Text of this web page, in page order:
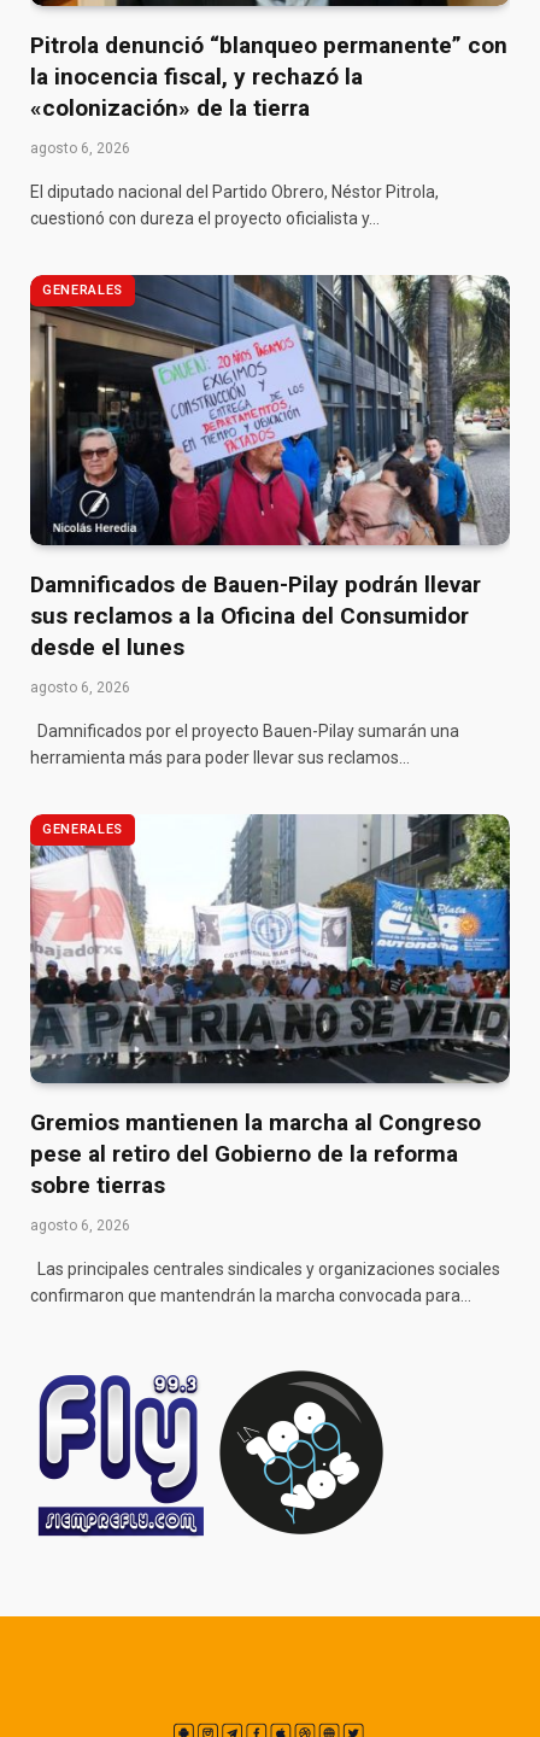
Pitrola denunció “blanqueo permanente” con
la inocencia fiscal, y rechazó la
«colonización» de la tierra
agosto 6, 2026
El diputado nacional del Partido Obrero, Néstor Pitrola,
cuestionó con dureza el proyecto oficialista y…
GENERALES
Damnificados de Bauen-Pilay podrán llevar
sus reclamos a la Oficina del Consumidor
desde el lunes
agosto 6, 2026
Damnificados por el proyecto Bauen-Pilay sumarán una
herramienta más para poder llevar sus reclamos…
GENERALES
Gremios mantienen la marcha al Congreso
pese al retiro del Gobierno de la reforma
sobre tierras
agosto 6, 2026
Las principales centrales sindicales y organizaciones sociales
confirmaron que mantendrán la marcha convocada para…